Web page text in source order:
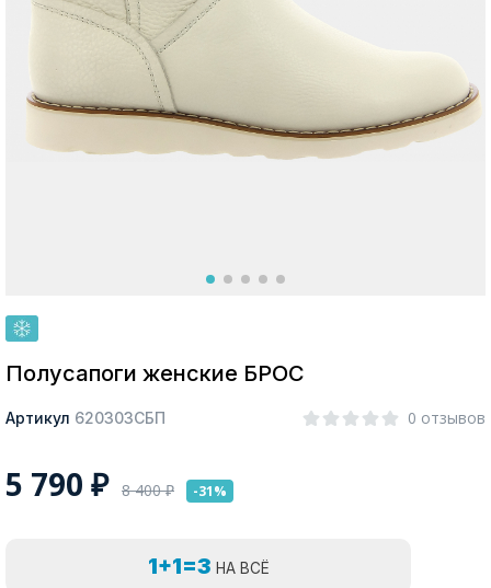
Москва
Покупателям
Полусапоги женские БРОС
Артикул 620303СБП 0 отзывов
5 790 ₽ 8 400₽ -31%
1+1=3 НА ВСЁ